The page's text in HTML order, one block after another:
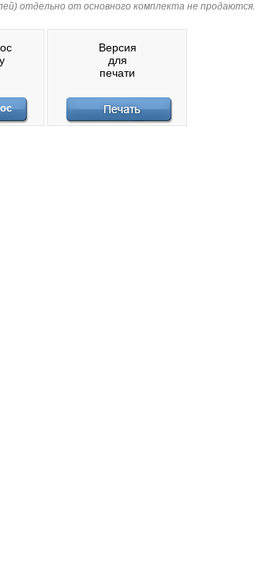
отдельно от основного комплекта не продаются.
Версия
для
печати